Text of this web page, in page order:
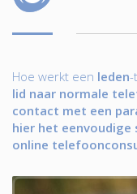
Hoe werkt een leden-
lid naar normale
contact met een
hier het eenvoudige
online